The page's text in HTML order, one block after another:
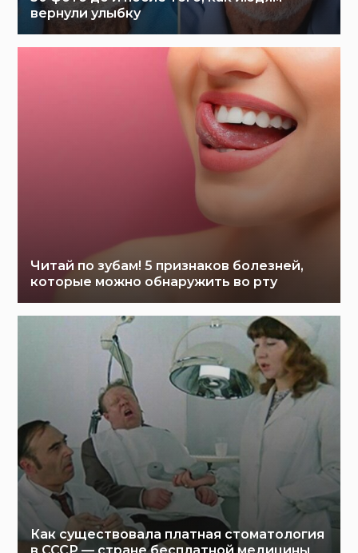
вернули улыбку
Читай по зубам! 5 признаков болезней,
которые можно обнаружить во рту
Как существовала платная стоматология